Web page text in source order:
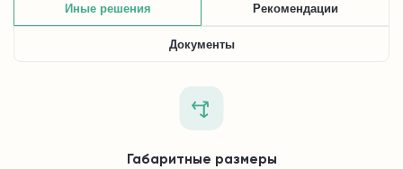
Иные решения Рекомендации
Документы
Габаритные размеры